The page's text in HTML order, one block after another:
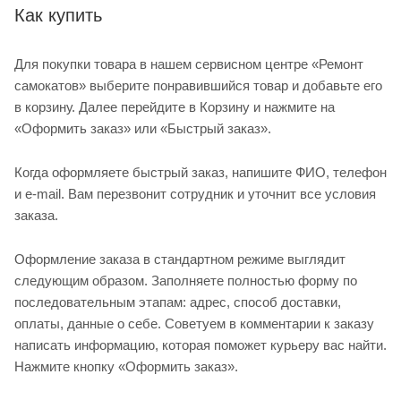
Как купить
Для покупки товара в нашем сервисном центре «Ремонт
самокатов» выберите понравившийся товар и добавьте его
в корзину. Далее перейдите в Корзину и нажмите на
«Оформить заказ» или «Быстрый заказ».
Когда оформляете быстрый заказ, напишите ФИО, телефон
и e-mail. Вам перезвонит сотрудник и уточнит все условия
заказа.
Оформление заказа в стандартном режиме выглядит
следующим образом. Заполняете полностью форму по
последовательным этапам: адрес, способ доставки,
оплаты, данные о себе. Советуем в комментарии к заказу
написать информацию, которая поможет курьеру вас найти.
Нажмите кнопку «Оформить заказ».